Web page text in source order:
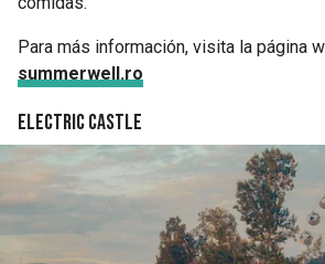
Para más información, visita la página
summerwell.ro
Electric Castle